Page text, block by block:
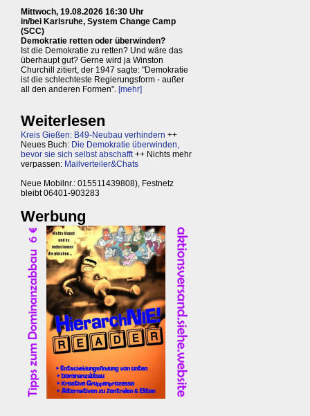
Mittwoch, 19.08.2026 16:30 Uhr
in/bei Karlsruhe, System Change Camp
(SCC)
Demokratie retten oder überwinden?
Ist die Demokratie zu retten? Und wäre das
überhaupt gut? Gerne wird ja Winston
Churchill zitiert, der 1947 sagte: "Demokratie
ist die schlechteste Regierungsform - außer
all den anderen Formen". [mehr]
Weiterlesen
Kreis Gießen: B49-Neubau verhindern ++
Neues Buch: Die Demokratie überwinden,
bevor sie sich selbst abschafft++ Nichts mehr
verpassen: Mailverteiler&Chats
Neue Mobilnr.: 015511439808), Festnetz
bleibt 06401-903283
Werbung